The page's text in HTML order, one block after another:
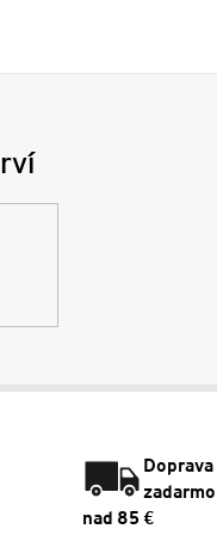
Doprava
zadarmo
nad 85 €